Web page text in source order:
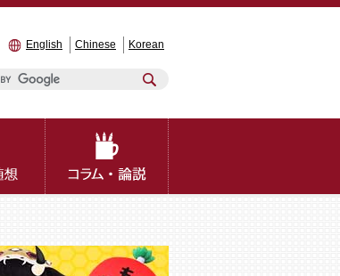
English Chinese Korean